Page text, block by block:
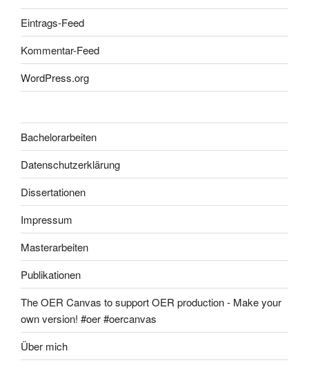
Eintrags-Feed
Kommentar-Feed
WordPress.org
Bachelorarbeiten
Datenschutzerklärung
Dissertationen
Impressum
Masterarbeiten
Publikationen
The OER Canvas to support OER production - Make your
own version! #oer #oercanvas
Über mich